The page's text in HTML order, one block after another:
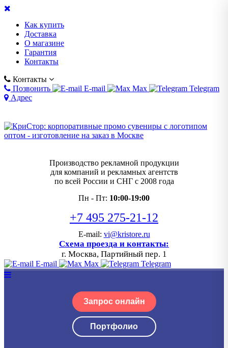
Как купить
Доставка
О магазине
Гарантия
Контакты
Контакты
Позвонить
E-mail Max
Telegram
Адрес
Производство рекламной продукции
для компаний и рекламных агентств
по всей России и СНГ с 2008 года
Пн - Пт: 10:00-19:00
+7 495 275-21-12
E-mail: vi@kristore.ru
Схема проезда и контакты:
г. Москва, Партийный пер. 1
E-mail Max Telegram
Запрос онлайн
Портфолио